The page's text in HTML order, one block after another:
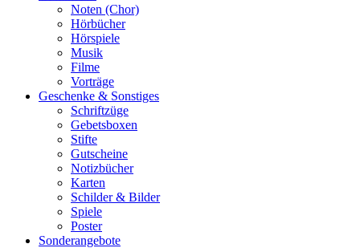
Noten (Chor)
Hörbücher
Hörspiele
Musik
Filme
Vorträge
Geschenke & Sonstiges
Schriftzüge
Gebetsboxen
Stifte
Gutscheine
Notizbücher
Karten
Schilder & Bilder
Spiele
Poster
Sonderangebote